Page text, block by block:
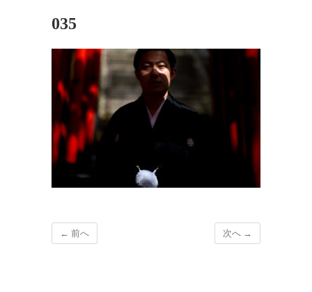
035
← 前へ 次へ →